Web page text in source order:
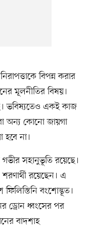
বিপন্ন করার
মূলনীতির বিষয়।
ভবিষ্যতেও একই কাজ
অন্য কোনো জায়গা
না।
গভীর সহানুভূতি রয়েছে।
রয়েছেন। এ
বংশোদ্ভূত।
ড্রোন ধ্বংসের পর
বাদশাহ